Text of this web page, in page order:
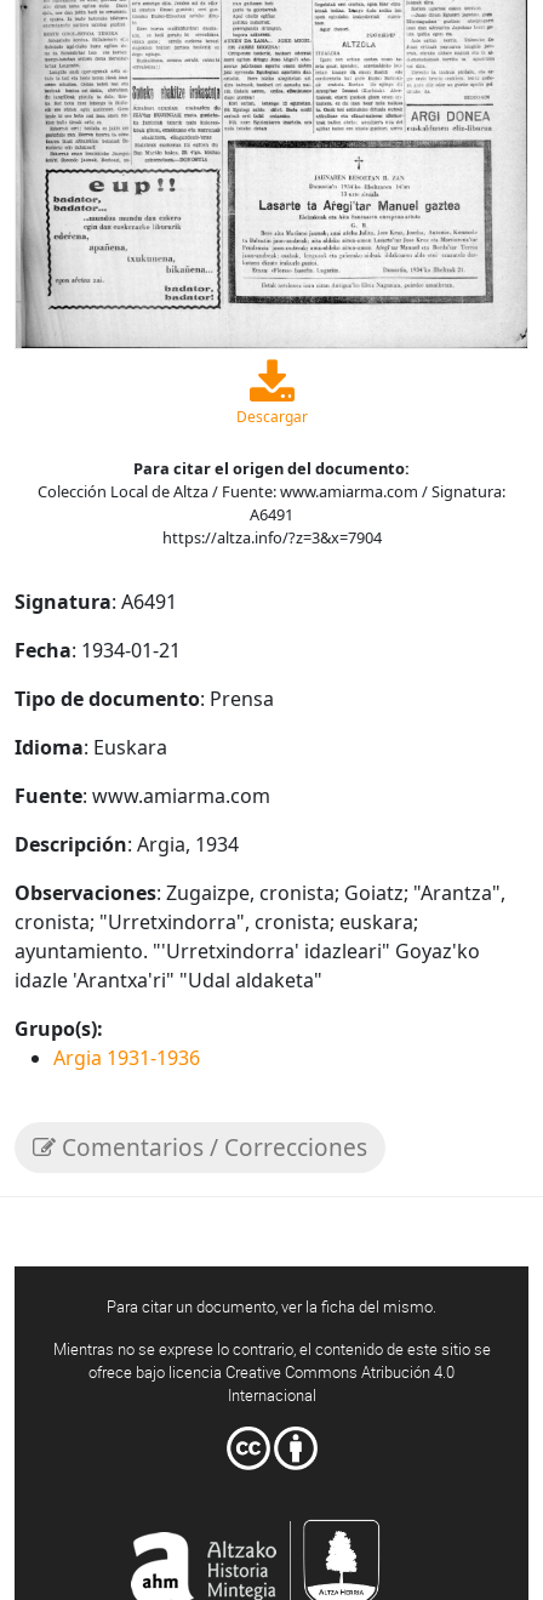
Descargar
Para citar el origen del documento:
Colección Local de Altza / Fuente: www.amiarma.com / Signatura:
A6491
https://altza.info/?z=3&x=7904
Signatura: A6491
Fecha: 1934-01-21
Tipo de documento: Prensa
Idioma: Euskara
Fuente: www.amiarma.com
Descripción: Argia, 1934
Observaciones: Zugaizpe, cronista; Goiatz; "Arantza",
cronista; "Urretxindorra", cronista; euskara;
ayuntamiento. "'Urretxindorra' idazleari" Goyaz'ko
idazle 'Arantxa'ri" "Udal aldaketa"
Grupo(s):
Argia 1931-1936
Comentarios / Correcciones
Para citar un documento, ver la ficha del mismo.
Mientras no se exprese lo contrario, el contenido de este sitio se
ofrece bajo licencia Creative Commons Atribución 4.0
Internacional